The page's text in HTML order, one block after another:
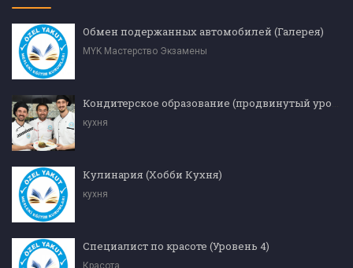
Обмен подержанных автомобилей (Галерея)
MYK Мастерство Экзамены
кухня
Кулинария (Хобби Кухня)
кухня
Специалист по красоте (Уровень 4)
Красота